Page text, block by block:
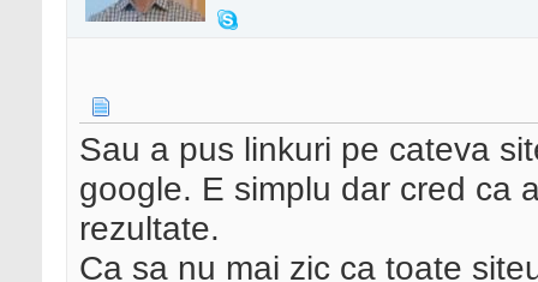
Sau a pus linkuri pe cateva
google. E simplu dar cred ca
rezultate.
Ca sa nu mai zic ca toate